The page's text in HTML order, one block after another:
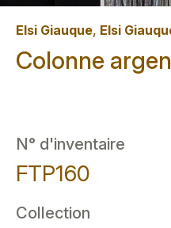
Elsi Giauque, Elsi
Colonne
N° d'inventaire
FTP160
Collection